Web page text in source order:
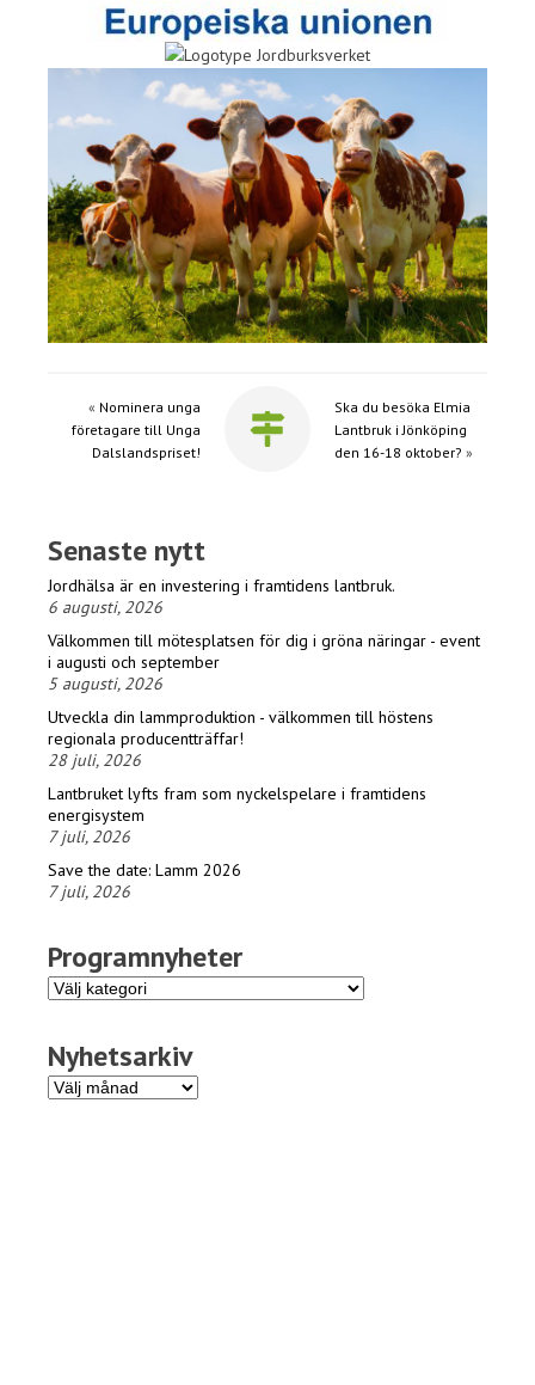
« Nominera unga
företagare till Unga
Dalslandspriset!
Ska du besöka Elmia
Lantbruk i Jönköping
den 16-18 oktober? »
Senaste nytt
Jordhälsa är en investering i framtidens lantbruk.
6 augusti, 2026
Välkommen till mötesplatsen för dig i gröna näringar - event
i augusti och september
5 augusti, 2026
Utveckla din lammproduktion - välkommen till höstens
regionala producentträffar!
28 juli, 2026
Lantbruket lyfts fram som nyckelspelare i framtidens
energisystem
7 juli, 2026
Save the date: Lamm 2026
7 juli, 2026
Programnyheter
Programnyheter
Nyhetsarkiv
Nyhetsarkiv